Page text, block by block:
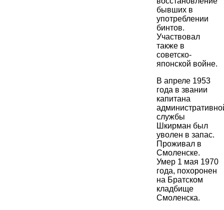
бывших в
употреблении
бинтов.
Участвовал
также в
советско-
японской войне.
В апреле 1953
года в звании
капитана
службы
Шкирман был
уволен в запас.
Проживал в
Смоленске.
Умер 1 мая 1970
года, похоронен
на Братском
кладбище
Смоленска.